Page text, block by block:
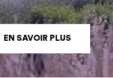
EN SAVOIR PLUS